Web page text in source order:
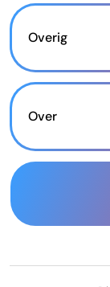
Overig
Over